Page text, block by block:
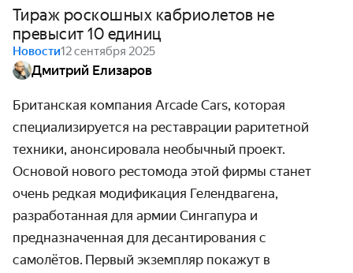
Тираж роскошных кабриолетов не
превысит 10 единиц
Новости12 сентября 2025
Дмитрий Елизаров
Британская компания Arcade Cars, которая
специализируется на реставрации раритетной
техники, анонсировала необычный проект.
Основой нового рестомода этой фирмы станет
очень редкая модификация Гелендвагена,
разработанная для армии Сингапура и
предназначенная для десантирования с
самолётов. Первый экземпляр покажут в